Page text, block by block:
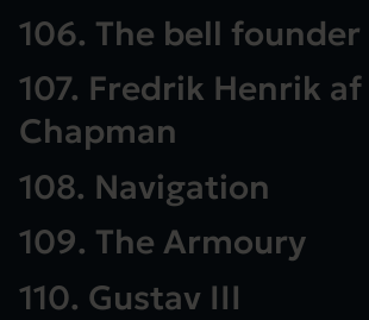
106. The bell founder
107. Fredrik Henrik af
Chapman
108. Navigation
109. The Armoury
110. Gustav III